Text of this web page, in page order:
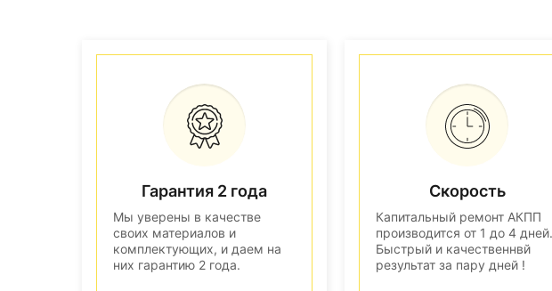
Гарантия 2 года
Мы уверены в качестве
своих материалов и
комплектующих, и даем на
них гарантию 2 года.
Скорость
Капитальный ремонт АКПП
производится от 1 до 4 дней.
Быстрый и качественнвй
результат за пару дней !